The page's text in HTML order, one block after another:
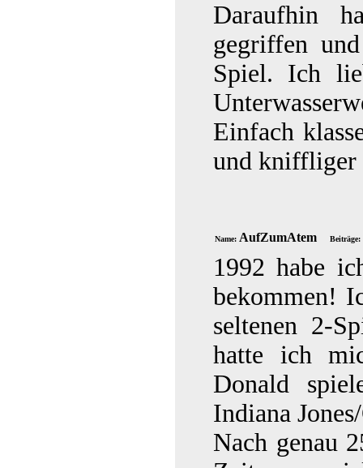
Daraufhin
gegriffen
Spiel. Ich
Einfach
und kniffliger
Name: AufZumAtem Beiträge:
1992 habe
bekommen!
seltenen 2-
hatte ich
Donald
Indiana
Nach genau